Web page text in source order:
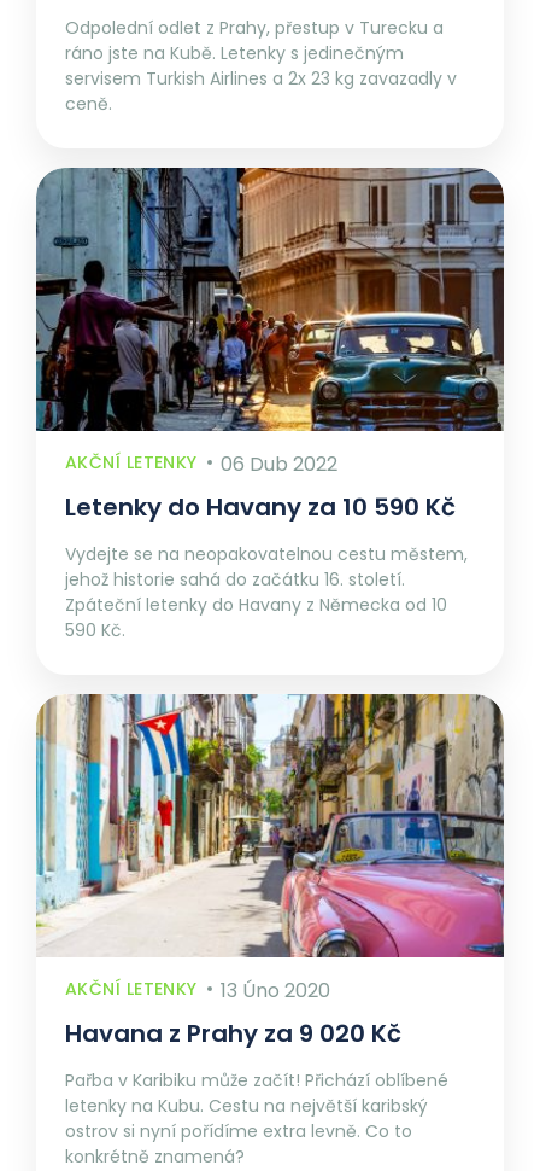
Odpolední odlet z Prahy, přestup v Turecku a
ráno jste na Kubě. Letenky s jedinečným
servisem Turkish Airlines a 2x 23 kg zavazadly v
ceně.
AKČNÍ LETENKY 06 Dub 2022
Letenky do Havany za 10 590 Kč
Vydejte se na neopakovatelnou cestu městem,
jehož historie sahá do začátku 16. století.
Zpáteční letenky do Havany z Německa od 10
590 Kč.
AKČNÍ LETENKY 13 Úno 2020
Havana z Prahy za 9 020 Kč
Pařba v Karibiku může začít! Přichází oblíbené
letenky na Kubu. Cestu na největší karibský
ostrov si nyní pořídíme extra levně. Co to
konkrétně znamená?